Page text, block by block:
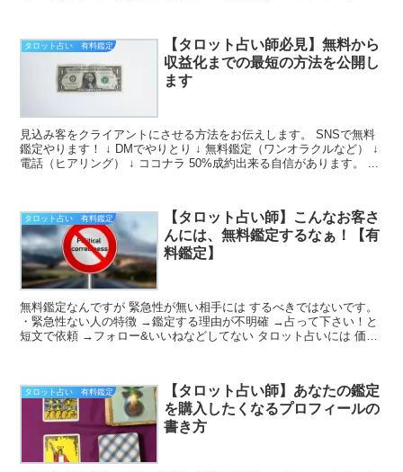
タロット占い 有料鑑定
【タロット占い師必見】無料から
収益化までの最短の方法を公開し
ます
見込み客をクライアントにさせる方法をお伝えします。 SNSで無料
鑑定やります！ ↓ DMでやりとり ↓ 無料鑑定（ワンオラクルなど） ↓
電話（ヒアリング） ↓ ココナラ 50%成約出来る自信があります。 ...
タロット占い 有料鑑定
【タロット占い師】こんなお客さ
んには、無料鑑定するなぁ！【有
料鑑定】
無料鑑定なんですが 緊急性が無い相手には するべきではないです。
・緊急性ない人の特徴 →鑑定する理由が不明確 →占って下さい！と
短文で依頼 →フォロー&いいねなどしてない タロット占いには 価値
タロット占い 有料鑑定
【タロット占い師】あなたの鑑定
を購入したくなるプロフィールの
書き方